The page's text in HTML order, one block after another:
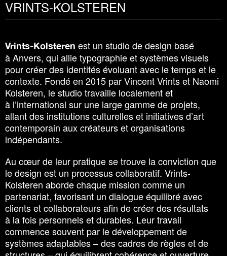
VRINTS-KOLSTEREN
Vrints-Kolsteren est un studio de design basé
à Anvers, qui allie typographie et systèmes visuels
pour créer des identités évoluant avec le temps et le
contexte. Fondé en 2015 par Vincent Vrints et Naomi
Kolsteren, le studio travaille localement et
à l’international sur une large gamme de projets,
allant des institutions culturelles et initiatives d’art
contemporain aux créateurs et organisations
indépendants.
Au cœur de leur pratique se trouve la conviction que
le design est un processus collaboratif. Vrints-
Kolsteren aborde chaque mission comme un
partenariat, favorisant un dialogue équilibré avec
clients et collaborateurs afin de créer des résultats
à la fois personnels et durables. Leur travail
commence souvent par le développement de
systèmes adaptables – des cadres de règles et de